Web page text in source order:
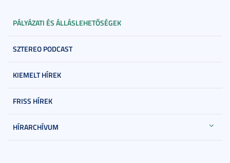
PÁLYÁZATI ÉS ÁLLÁSLEHETŐSÉGEK
SZTEREO PODCAST
KIEMELT HÍREK
FRISS HÍREK
HÍRARCHÍVUM